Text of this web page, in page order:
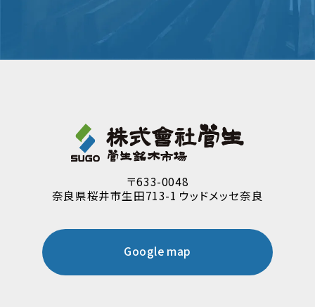
〒633-0048
奈良県桜井市生田713-1 ウッドメッセ奈良
Google map